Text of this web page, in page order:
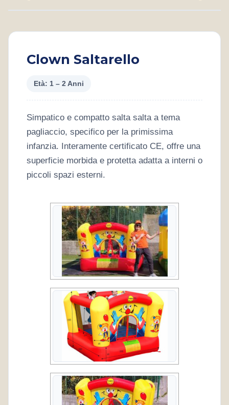
Clown Saltarello
Età: 1 – 2 Anni
Simpatico e compatto salta salta a tema
pagliaccio, specifico per la primissima
infanzia. Interamente certificato CE, offre una
superficie morbida e protetta adatta a interni o
piccoli spazi esterni.